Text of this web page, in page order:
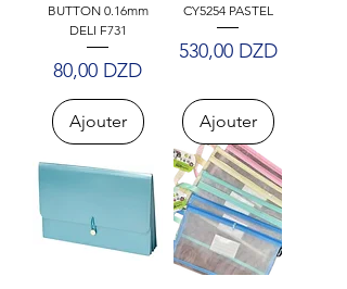
BUTTON 0.16mm
DELI F731
Prix
80,00 DZD
Ajouter
CY5254 PASTEL
Prix
530,00 DZD
Ajouter